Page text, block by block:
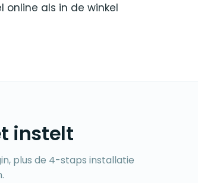
online als in de winkel
instelt
plus de 4-staps installatie